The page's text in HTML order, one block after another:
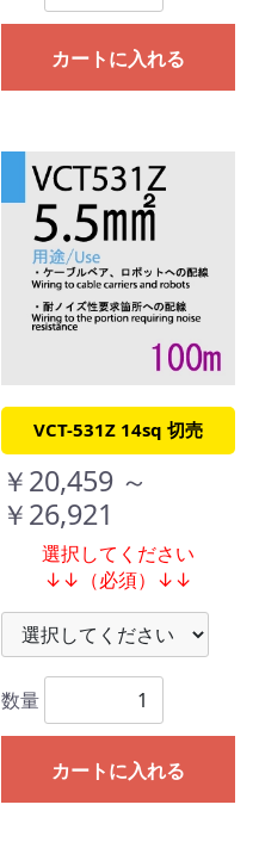
カートに入れる
VCT-531Z 14sq 切売
￥20,459 ～
￥26,921
選択してください
↓↓（必須）↓↓
数量
カートに入れる